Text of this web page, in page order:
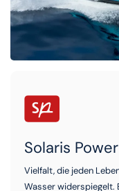
Solaris Power
Vielfalt, die jeden
Wasser widerspiegelt.